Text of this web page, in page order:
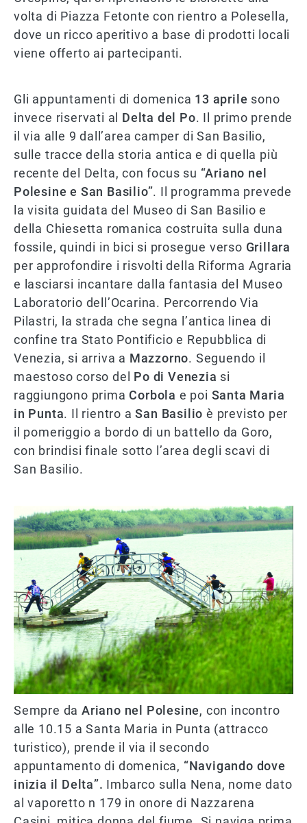
volta di Piazza Fetonte con rientro a Polesella,
dove un ricco aperitivo a base di prodotti locali
viene offerto ai partecipanti.
Gli appuntamenti di domenica 13 aprile sono
invece riservati al Delta del Po. Il primo prende
il via alle 9 dall’area camper di San Basilio,
sulle tracce della storia antica e di quella più
recente del Delta, con focus su “Ariano nel
Polesine e San Basilio”. Il programma prevede
la visita guidata del Museo di San Basilio e
della Chiesetta romanica costruita sulla duna
fossile, quindi in bici si prosegue verso Grillara
per approfondire i risvolti della Riforma Agraria
e lasciarsi incantare dalla fantasia del Museo
Laboratorio dell’Ocarina. Percorrendo Via
Pilastri, la strada che segna l’antica linea di
confine tra Stato Pontificio e Repubblica di
Venezia, si arriva a Mazzorno. Seguendo il
maestoso corso del Po di Venezia si
raggiungono prima Corbola e poi Santa Maria
in Punta. Il rientro aSan Basilio è previsto per
il pomeriggio a bordo di un battello da Goro,
con brindisi finale sotto l’area degli scavi di
San Basilio.
Sempre da Ariano nel Polesine, con incontro
alle 10.15 a Santa Maria in Punta (attracco
turistico), prende il via il secondo
appuntamento di domenica, “Navigando dove
inizia il Delta”. Imbarco sulla Nena, nome dato
al vaporetto n 179 in onore di Nazzarena